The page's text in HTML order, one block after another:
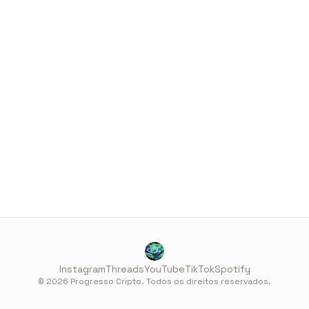
InstagramThreadsYouTubeTikTokSpotify
© 2026 Progresso Cripto. Todos os direitos reservados.